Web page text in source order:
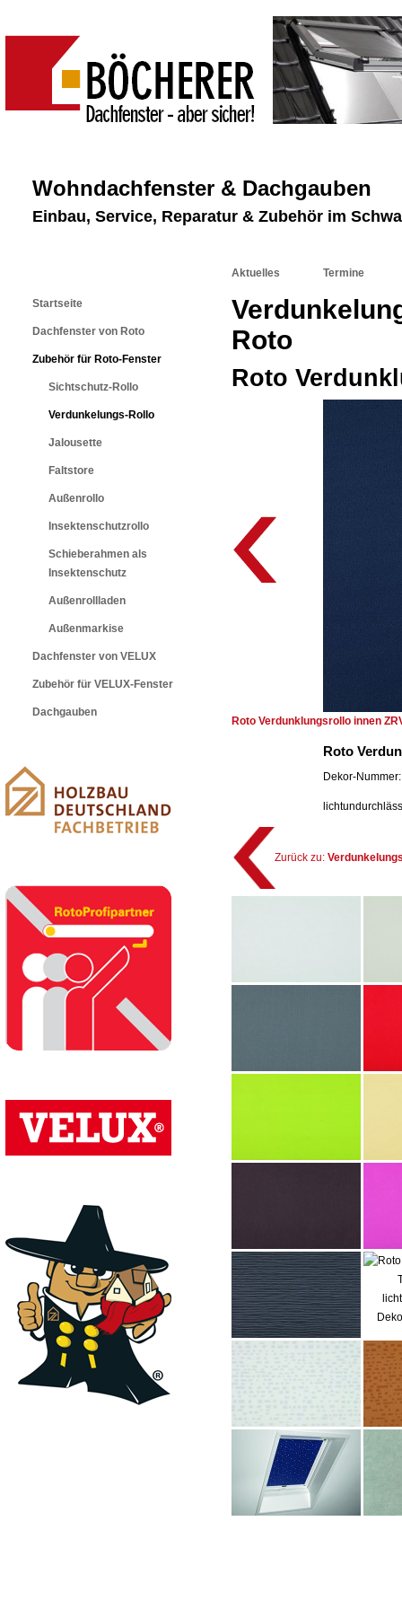
Wohndachfenster & Dachgauben
Einbau, Service, Reparatur & Zubehör im
Startseite
Dachfenster von Roto
Zubehör für Roto-Fenster
Sichtschutz-Rollo
Verdunkelungs-Rollo
Jalousette
Faltstore
Außenrollo
Insektenschutzrollo
Schieberahmen als
Insektenschutz
Außenrollladen
Außenmarkise
Dachfenster von VELUX
Zubehör für VELUX-Fenster
Dachgauben
Aktuelles Termine
Roto
Roto
Roto Verdunklungsrollo innen
Roto
Dekor-
Zurück zu: